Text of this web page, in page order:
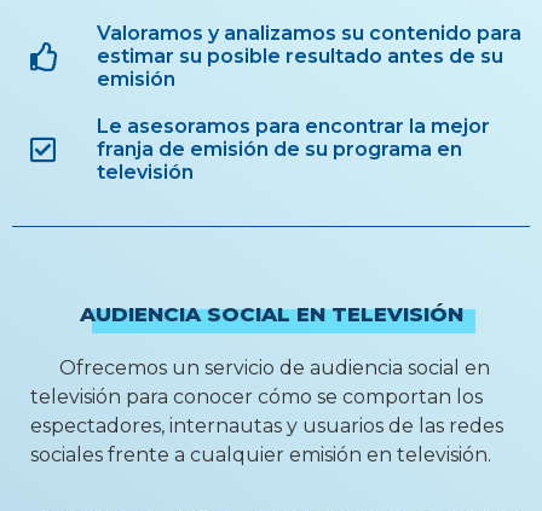
Valoramos y analizamos su contenido para
estimar su posible resultado antes de su
emisión
Le asesoramos para encontrar la mejor
franja de emisión de su programa en
televisión
AUDIENCIA SOCIAL EN TELEVISIÓN
Ofrecemos un servicio de audiencia social en
televisión para conocer cómo se comportan los
espectadores, internautas y usuarios de las redes
sociales frente a cualquier emisión en televisión.